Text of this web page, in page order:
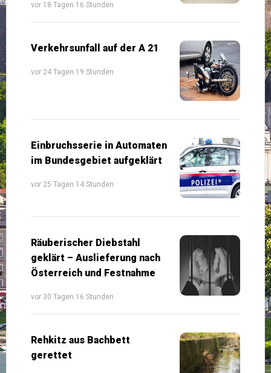
vor 18 Tagen 16 Stunden
Verkehrsunfall auf der A 21
vor 24 Tagen 19 Stunden
Einbruchsserie in Automaten
im Bundesgebiet aufgeklärt
vor 25 Tagen 14 Stunden
Räuberischer Diebstahl
geklärt – Auslieferung nach
Österreich und Festnahme
vor 30 Tagen 16 Stunden
Rehkitz aus Bachbett
gerettet